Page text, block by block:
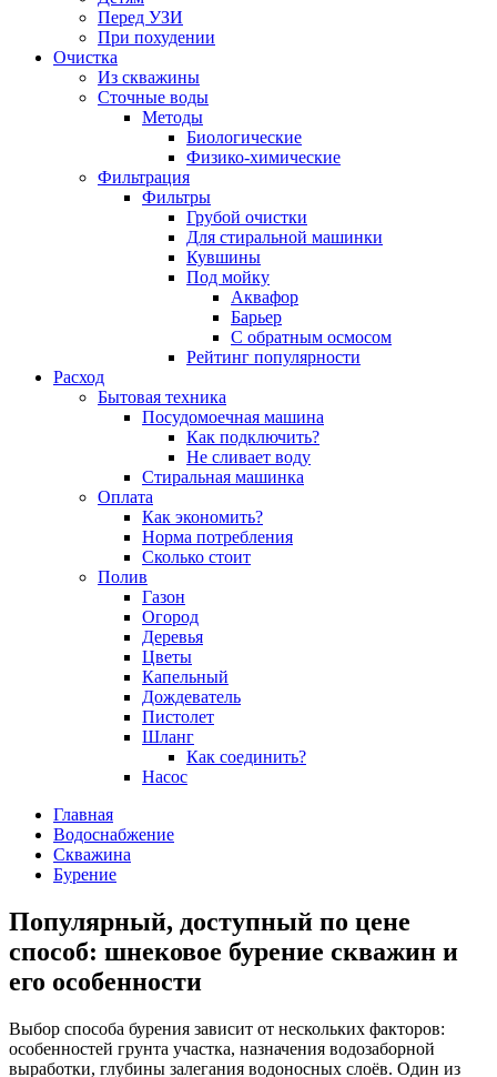
Перед УЗИ
При похудении
Очистка
Из скважины
Сточные воды
Методы
Биологические
Физико-химические
Фильтрация
Фильтры
Грубой очистки
Для стиральной машинки
Кувшины
Под мойку
Аквафор
Барьер
С обратным осмосом
Рейтинг популярности
Расход
Бытовая техника
Посудомоечная машина
Как подключить?
Не сливает воду
Стиральная машинка
Оплата
Как экономить?
Норма потребления
Сколько стоит
Полив
Газон
Огород
Деревья
Цветы
Капельный
Дождеватель
Пистолет
Шланг
Как соединить?
Насос
Главная
Водоснабжение
Скважина
Бурение
Популярный, доступный по цене
способ: шнековое бурение скважин и
его особенности
Выбор способа бурения зависит от нескольких факторов:
особенностей грунта участка, назначения водозаборной
выработки, глубины залегания водоносных слоёв. Один из